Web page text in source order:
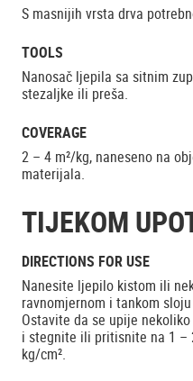
S masnijih vrsta drva
TOOLS
Nanosač ljepila sa sitnim
stezaljke ili preša.
COVERAGE
2 – 4 m²/kg, naneseno na
materijala.
TIJEKOM
DIRECTIONS FOR USE
Nanesite ljepilo kistom ili
ravnomjernom i tankom
Ostavite da se upije
i stegnite ili pritisnite na 1 –
kg/cm².